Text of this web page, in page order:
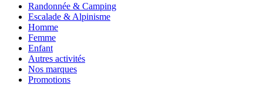
Randonnée & Camping
Escalade & Alpinisme
Homme
Femme
Enfant
Autres activités
Nos marques
Promotions